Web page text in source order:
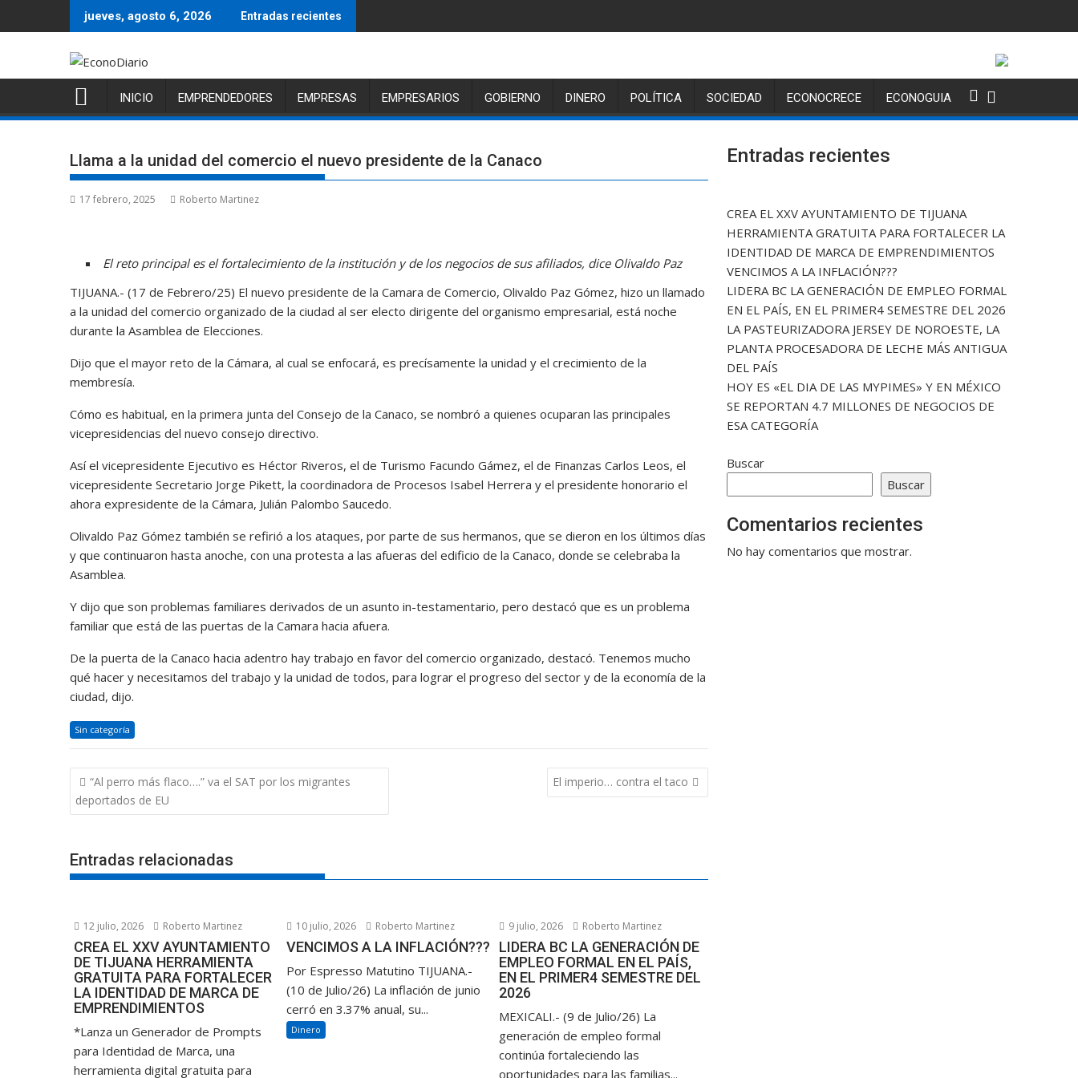
al
jueves, agosto 6, 2026 Entradas recientes
INICIO EMPRENDEDORES EMPRESAS EMPRESARIOS GOBIERNO DINERO POLÍTICA SOCIEDAD ECONOCRECE ECONOGUIA
Llama a la unidad del comercio el nuevo presidente de la Canaco
17 febrero, 2025 Roberto Martinez
El reto principal es el fortalecimiento de la institución y de los negocios de sus afiliados, dice Olivaldo Paz
TIJUANA.- (17 de Febrero/25) El nuevo presidente de la Camara de Comercio, Olivaldo Paz Gómez, hizo un llamado
a la unidad del comercio organizado de la ciudad al ser electo dirigente del organismo empresarial, está noche
durante la Asamblea de Elecciones.
Dijo que el mayor reto de la Cámara, al cual se enfocará, es precísamente la unidad y el crecimiento de la
membresía.
Cómo es habitual, en la primera junta del Consejo de la Canaco, se nombró a quienes ocuparan las principales
vicepresidencias del nuevo consejo directivo.
Así el vicepresidente Ejecutivo es Héctor Riveros, el de Turismo Facundo Gámez, el de Finanzas Carlos Leos, el
vicepresidente Secretario Jorge Pikett, la coordinadora de Procesos Isabel Herrera y el presidente honorario el
ahora expresidente de la Cámara, Julián Palombo Saucedo.
Olivaldo Paz Gómez también se refirió a los ataques, por parte de sus hermanos, que se dieron en los últimos días
y que continuaron hasta anoche, con una protesta a las afueras del edificio de la Canaco, donde se celebraba la
Asamblea.
Y dijo que son problemas familiares derivados de un asunto in-testamentario, pero destacó que es un problema
familiar que está de las puertas de la Camara hacia afuera.
De la puerta de la Canaco hacia adentro hay trabajo en favor del comercio organizado, destacó. Tenemos mucho
qué hacer y necesitamos del trabajo y la unidad de todos, para lograr el progreso del sector y de la economía de la
ciudad, dijo.
Sin categoría
Navegación
de
entradas
“Al perro más flaco….” va el SAT por los migrantes
deportados de EU
El imperio… contra el taco
Entradas relacionadas
12 julio, 2026 Roberto Martinez
CREA EL XXV AYUNTAMIENTO
DE TIJUANA HERRAMIENTA
GRATUITA PARA FORTALECER
LA IDENTIDAD DE MARCA DE
EMPRENDIMIENTOS
*Lanza un Generador de Prompts
para Identidad de Marca, una
herramienta digital gratuita para
10 julio, 2026 Roberto Martinez
VENCIMOS A LA INFLACIÓN???
Por Espresso Matutino TIJUANA.-
(10 de Julio/26) La inflación de junio
cerró en 3.37% anual, su...
Dinero
9 julio, 2026 Roberto Martinez
LIDERA BC LA GENERACIÓN DE
EMPLEO FORMAL EN EL PAÍS,
EN EL PRIMER4 SEMESTRE DEL
2026
MEXICALI.- (9 de Julio/26) La
generación de empleo formal
continúa fortaleciendo las
oportunidades para las familias...
Entradas recientes
CREA EL XXV AYUNTAMIENTO DE TIJUANA
HERRAMIENTA GRATUITA PARA FORTALECER LA
IDENTIDAD DE MARCA DE EMPRENDIMIENTOS
VENCIMOS A LA INFLACIÓN???
LIDERA BC LA GENERACIÓN DE EMPLEO FORMAL
EN EL PAÍS, EN EL PRIMER4 SEMESTRE DEL 2026
LA PASTEURIZADORA JERSEY DE NOROESTE, LA
PLANTA PROCESADORA DE LECHE MÁS ANTIGUA
DEL PAÍS
HOY ES «EL DIA DE LAS MYPIMES» Y EN MÉXICO
SE REPORTAN 4.7 MILLONES DE NEGOCIOS DE
ESA CATEGORÍA
Buscar
Buscar
Comentarios recientes
No hay comentarios que mostrar.